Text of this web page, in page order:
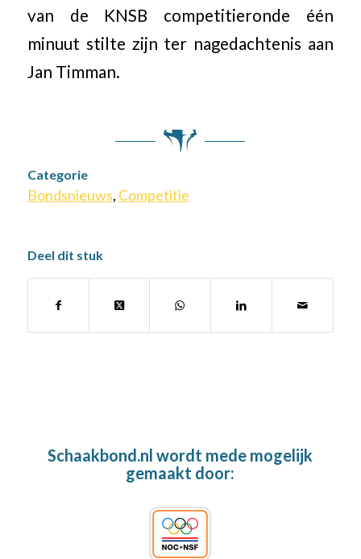
van de KNSB competitieronde één
minuut stilte zijn ter nagedachtenis aan
Jan Timman.
Categorie
Bondsnieuws, Competitie
Deel dit stuk
Schaakbond.nl wordt mede mogelijk
gemaakt door: